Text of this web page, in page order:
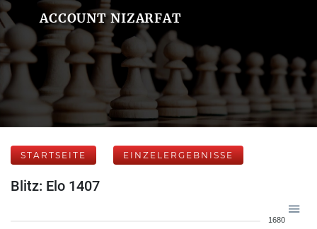
ACCOUNT NIZARFAT
STARTSEITE EINZELERGEBNISSE
Blitz: Elo 1407
1680